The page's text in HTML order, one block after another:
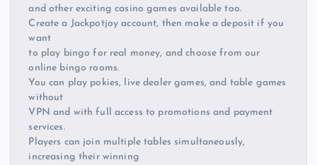
and other exciting casino games available too.
Create a Jackpotjoy account, then make a deposit if you
want
to play bingo for real money, and choose from our
online bingo rooms.
You can play pokies, live dealer games, and table games
without
VPN and with full access to promotions and payment
services.
Players can join multiple tables simultaneously,
increasing their winning